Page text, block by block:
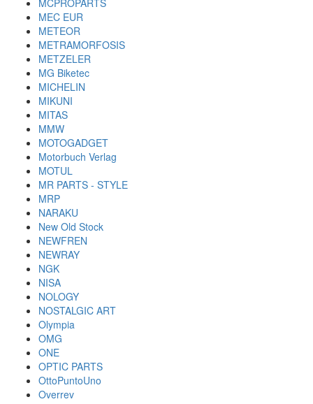
MCPROPARTS
MEC EUR
METEOR
METRAMORFOSIS
METZELER
MG Biketec
MICHELIN
MIKUNI
MITAS
MMW
MOTOGADGET
Motorbuch Verlag
MOTUL
MR PARTS - STYLE
MRP
NARAKU
New Old Stock
NEWFREN
NEWRAY
NGK
NISA
NOLOGY
NOSTALGIC ART
Olympia
OMG
ONE
OPTIC PARTS
OttoPuntoUno
Overrev